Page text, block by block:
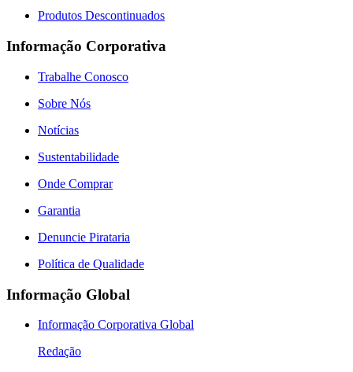
Produtos Descontinuados
Informação Corporativa
Trabalhe Conosco
Sobre Nós
Notícias
Sustentabilidade
Onde Comprar
Garantia
Denuncie Pirataria
Política de Qualidade
Informação Global
Informação Corporativa Global
Redação